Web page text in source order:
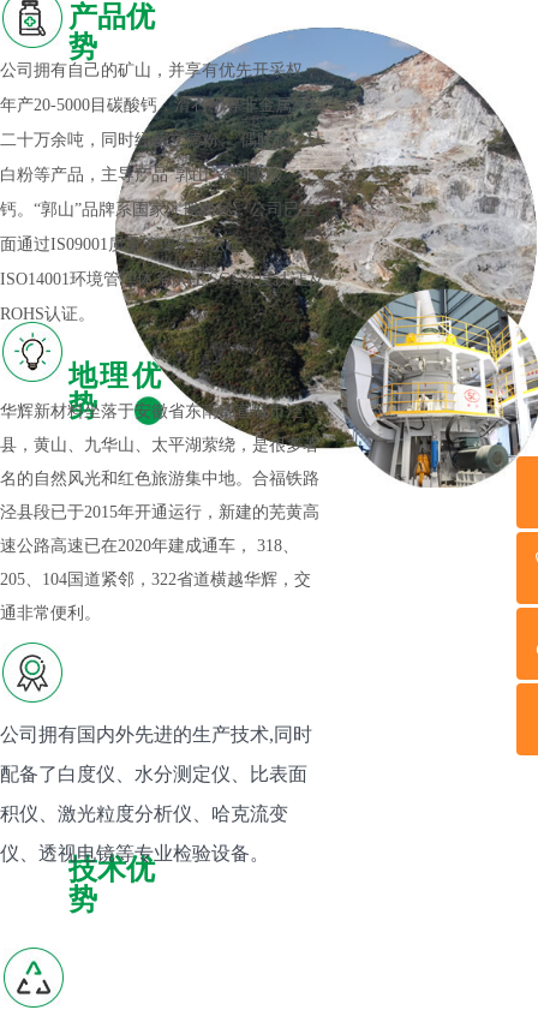
地理优
势
华辉新材料坐落于安徽省东南部宣城市泾
县，黄山、九华山、太平湖萦绕，是很多著
名的自然风光和红色旅游集中地。合福铁路
泾县段已于2015年开通运行，新建的芜黄高
速公路高速已在2020年建成通车， 318、
205、104国道紧邻，322省道横越华辉，交
通非常便利。
公司拥有国内外先进的生产技术,同时
配备了白度仪、水分测定仪、比表面
积仪、激光粒度分析仪、哈克流变
仪、透视电镜等专业检验设备。
技术优
势
公司拥有自己的矿山，并享有优先开采权，
年产20-5000目碳酸钙，滑石粉等非金属材料
二十万余吨，同时经营立德粉、 偶联剂、钛
白粉等产品，主导产品“郭山”系列碳酸
钙。“郭山”品牌系国家注册商标，公司已全
面通过IS09001质量管理体系认证，
ISO14001环境管理体系认证,SGS深度认证及
ROHS认证。
产品优
势